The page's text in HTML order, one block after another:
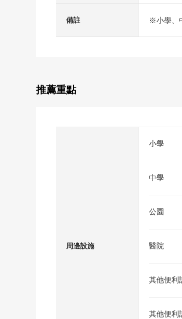
備註 ※小學、
推薦重點
周邊設施
小學
中學
公園
醫院
其他便利
其他便利